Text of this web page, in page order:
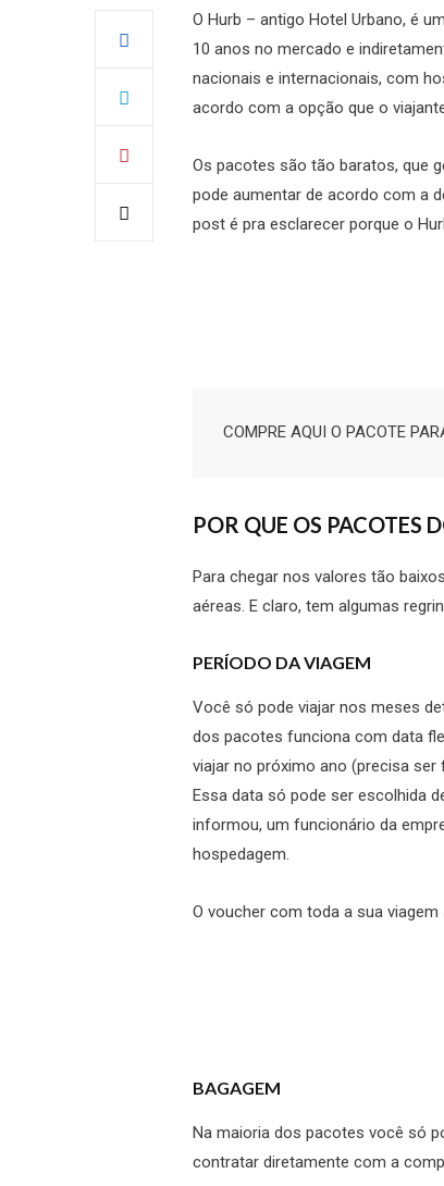
O Hurb – antigo Hotel Urbano, é
10 anos no mercado e
nacionais e internacionais, com
acordo com a opção que o
Os pacotes são tão baratos, que
pode aumentar de acordo com a
post é pra esclarecer porque o
COMPRE AQUI O PACOTE
POR QUE OS PACOTES
Para chegar nos valores tão
aéreas. E claro, tem algumas
PERÍODO DA VIAGEM
Você só pode viajar nos meses
dos pacotes funciona com data
viajar no próximo ano (precisa
Essa data só pode ser escolhida
informou, um funcionário da
hospedagem.
O voucher com toda a sua
BAGAGEM
Na maioria dos pacotes você só
contratar diretamente com a